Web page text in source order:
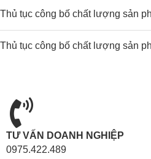
Thủ tục công bố chất lượng sản
Thủ tục công bố chất lượng sản
TƯ VẤN DOANH NGHIỆP
0975.422.489